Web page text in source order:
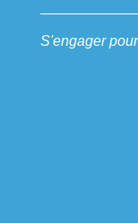
S'engager